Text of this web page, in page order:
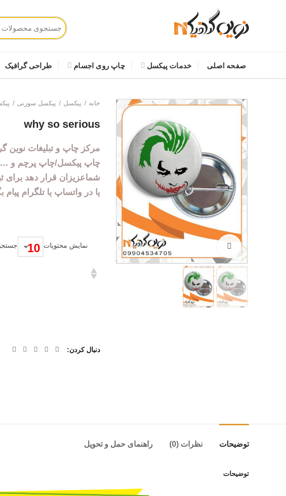
صفحه اصلی خدمات پیکسل چاپ روی اجسام طراحی گرافیک
خانه پیکسل پیکسل سوزنی
why so serious
مرکز چاپ و تبلیغات نوین
چاپ پیکسل/چاپ پرچم و
یا در واتساپ یا تلگرام پیام
نمایش محتویات
دنبال کردن
توضیحات نظرات (0) راهنمای حمل و تحویل
توضیحات